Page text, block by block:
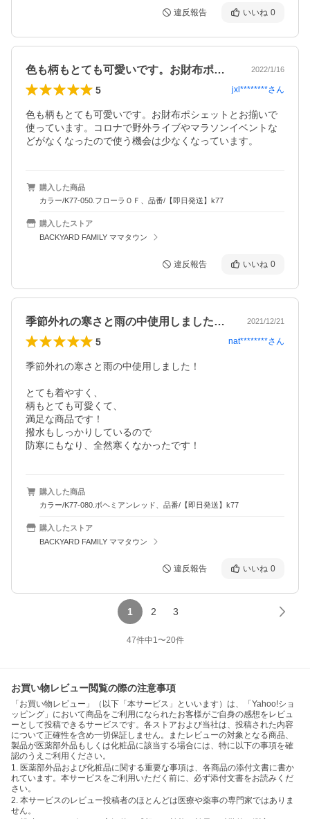
違反報告 いいね 0
色も柄もとても可愛いです。お財布ポシェ… 2022/1/16
5 jxl********さん
色も柄もとても可愛いです。お財布ポシェットとお揃いで
使っています。コロナで野外ライブやマラソンイベントな
どがなくなったので使う機会は少なくなっています。
購入した商品
カラー/K77-050.フローラＯＦ、品番/【即日発送】k77
購入したストア
BACKYARD FAMILY ママタウン
違反報告 いいね 0
季節外れの寒さと雨の中使用しました！と… 2021/12/21
5 nat********さん
季節外れの寒さと雨の中使用しました！
とても着やすく、
柄もとても可愛くて、
満足な商品です！
撥水もしっかりしているので
防寒にもなり、全然寒くなかったです！
購入した商品
カラー/K77-080.ボヘミアンレッド、品番/【即日発送】k77
購入したストア
BACKYARD FAMILY ママタウン
違反報告 いいね 0
1 2 3
47件中1〜20件
お買い物レビュー閲覧の際の注意事項
「お買い物レビュー」（以下「本サービス」といいます）は、「Yahoo!ショ
ッピング」において商品をご利用になられたお客様がご自身の感想をレビュ
ーとして投稿できるサービスです。各ストアおよび当社は、投稿された内容
について正確性を含め一切保証しません。またレビューの対象となる商品、
製品が医薬部外品もしくは化粧品に該当する場合には、特に以下の事項を確
認のうえご利用ください。
1. 医薬部外品および化粧品に関する重要な事項は、各商品の添付文書に書か
れています。本サービスをご利用いただく前に、必ず添付文書をお読みくだ
さい。
2. 本サービスのレビュー投稿者のほとんどは医療や薬事の専門家ではありま
せん。